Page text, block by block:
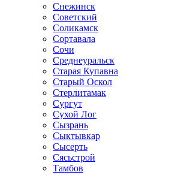
Снежинск
Советский
Соликамск
Сортавала
Сочи
Среднеуральск
Старая Купавна
Старый Оскол
Стерлитамак
Сургут
Сухой Лог
Сызрань
Сыктывкар
Сысерть
Сясьстрой
Тамбов